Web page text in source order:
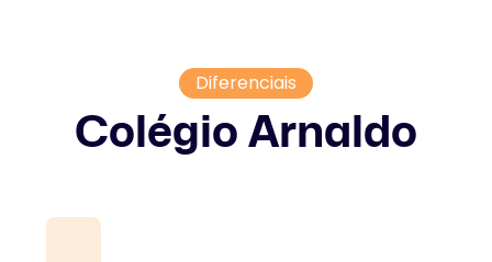
Diferenciais
Colégio Arnaldo